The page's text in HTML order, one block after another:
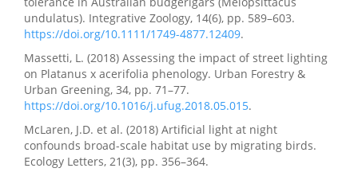
undulatus). Integrative Zoology, 14(6), pp. 589–603.
https://doi.org/10.1111/1749-4877.12409.
Massetti, L. (2018) Assessing the impact of street lighting
on Platanus x acerifolia phenology. Urban Forestry &
Urban Greening, 34, pp. 71–77.
https://doi.org/10.1016/j.ufug.2018.05.015.
McLaren, J.D. et al. (2018) Artificial light at night
confounds broad-scale habitat use by migrating birds.
Ecology Letters, 21(3), pp. 356–364.